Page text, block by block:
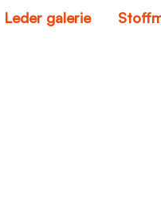
Leder galerie